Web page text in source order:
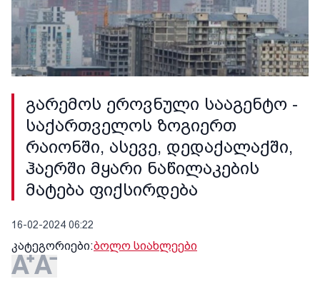
გარემოს ეროვნული სააგენტო -
საქართველოს ზოგიერთ
რაიონში, ასევე, დედაქალაქში,
ჰაერში მყარი ნაწილაკების
მატება ფიქსირდება
16-02-2024 06:22
კატეგორიები:ბოლო სიახლეები